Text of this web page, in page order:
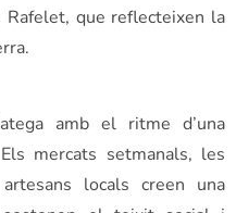
que reflecteixen la
amb el ritme d’una
mercats setmanals, les
locals creen una